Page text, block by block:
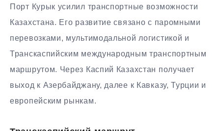
Порт Курык усилил транспортные возможности
Казахстана. Его развитие связано с паромными
перевозками, мультимодальной логистикой и
Транскаспийским международным транспортным
маршрутом. Через Каспий Казахстан получает
выход к Азербайджану, далее к Кавказу, Турции и
европейским рынкам.